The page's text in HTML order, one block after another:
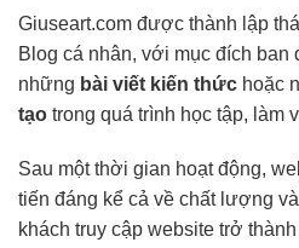
Giuseart.com được thành lập
Blog cá nhân, với mục đích
những bài viết kiến thức hoặc
tạo trong quá trình học tập, làm
Sau một thời gian hoạt động,
tiến đáng kể cả về chất lượng
khách truy cập website trở